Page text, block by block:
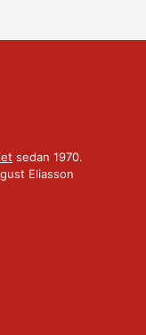
sedan 1970.
Eliasson